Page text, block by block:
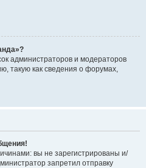
администраторов и модераторов
такую как сведения о форумах,
вы не зарегистрированы и/
запретил отправку